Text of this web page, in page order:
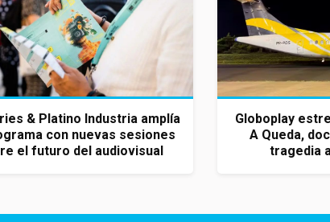
& Platino Industria amplía
con nuevas sesiones
el futuro del audiovisual
Globoplay
A Queda,
tragedia